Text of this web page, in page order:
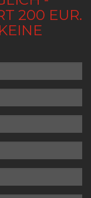
200 EUR.